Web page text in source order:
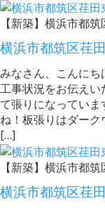
【新築】横浜市都
横浜市都筑区荏
みなさん、こんに
工事状況をお伝え
て張りになってい
ね！板張りはダー
[…]
【新築】横浜市都
横浜市都筑区荏